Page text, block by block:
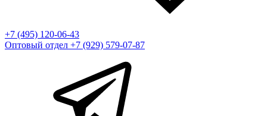
+7 (495) 120-06-43
Оптовый отдел +7 (929) 579-07-87